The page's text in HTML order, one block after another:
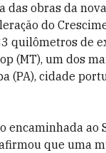
das obras da
do
quilômetros de
(MT), um dos
(PA), cidade
encaminhada ao
que uma